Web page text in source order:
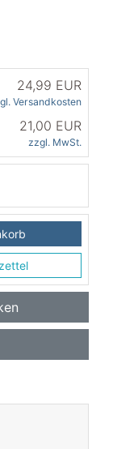
24,99 EUR
Versandkosten
21,00 EUR
zzgl. MwSt.